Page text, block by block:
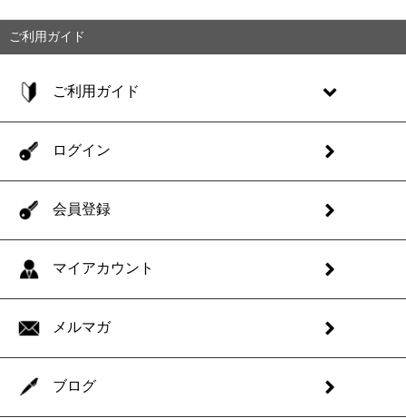
ご利用ガイド
ご利用ガイド
ログイン
会員登録
マイアカウント
メルマガ
ブログ